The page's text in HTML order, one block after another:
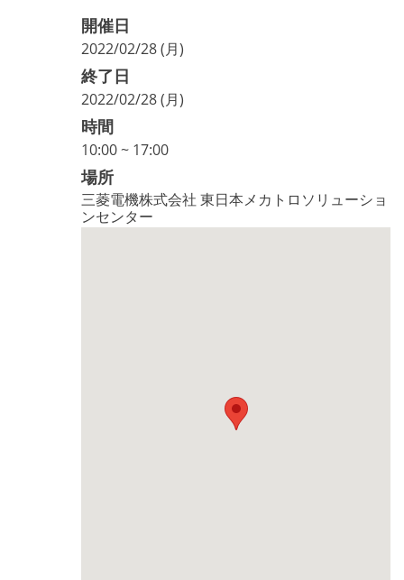
開催日
2022/02/28 (月)
終了日
2022/02/28 (月)
時間
10:00 ~ 17:00
場所
三菱電機株式会社 東日本メカトロソリューショ
ンセンター